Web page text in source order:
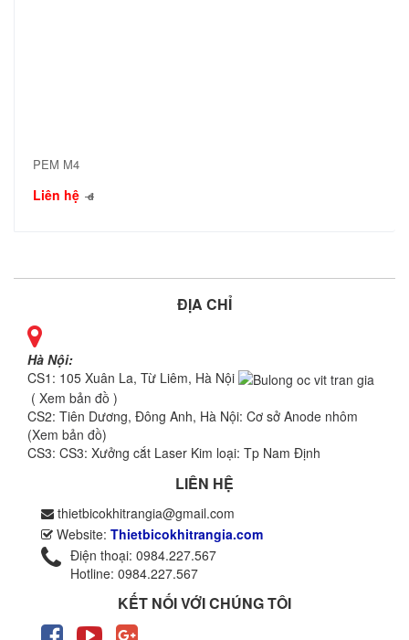
PEM M4
Liên hệ đ
ĐỊA CHỈ
Hà Nội:
CS1: 105 Xuân La, Từ Liêm, Hà Nội
( Xem bản đồ )
CS2: Tiên Dương, Đông Anh, Hà Nội: Cơ sở Anode nhôm
(Xem bản đồ)
CS3: CS3: Xưởng cắt Laser Kim loại: Tp Nam Định
LIÊN HỆ
thietbicokhitrangia@gmail.com
Website: Thietbicokhitrangia.com
Điện thoại: 0984.227.567
Hotline: 0984.227.567
KẾT NỐI VỚI CHÚNG TÔI